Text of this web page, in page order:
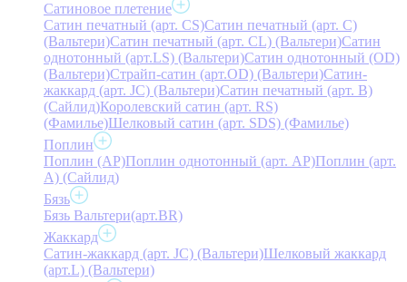
Сатиновое плетение
Сатин печатный (арт. СS)Сатин печатный (арт. С)
(Вальтери)Сатин печатный (арт. СL) (Вальтери)Сатин
однотонный (арт.LS) (Вальтери)Сатин однотонный (OD)
(Вальтери)Страйп-сатин (арт.OD) (Вальтери)Сатин-
жаккард (арт. JC) (Вальтери)Сатин печатный (арт. В)
(Сайлид)Королевский сатин (арт. RS)
(Фамилье)Шелковый сатин (арт. SDS) (Фамилье)
Поплин
Поплин (AP)Поплин однотонный (арт. AP)Поплин (арт.
А) (Сайлид)
Бязь
Бязь Вальтери(арт.BR)
Жаккард
Сатин-жаккард (арт. JC) (Вальтери)Шелковый жаккард
(арт.L) (Вальтери)